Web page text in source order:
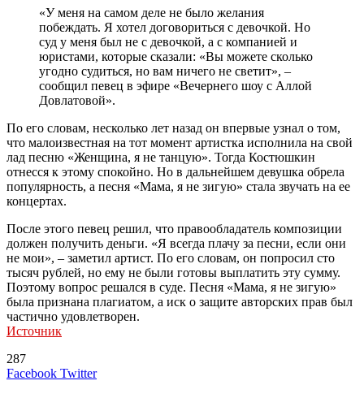
«У меня на самом деле не было желания
побеждать. Я хотел договориться с девочкой. Но
суд у меня был не с девочкой, а с компанией и
юристами, которые сказали: «Вы можете сколько
угодно судиться, но вам ничего не светит», –
сообщил певец в эфире «Вечернего шоу с Аллой
Довлатовой».
По его словам, несколько лет назад он впервые узнал о том,
что малоизвестная на тот момент артистка исполнила на свой
лад песню «Женщина, я не танцую». Тогда Костюшкин
отнесся к этому спокойно. Но в дальнейшем девушка обрела
популярность, а песня «Мама, я не зигую» стала звучать на ее
концертах.
После этого певец решил, что правообладатель композиции
должен получить деньги. «Я всегда плачу за песни, если они
не мои», – заметил артист. По его словам, он попросил сто
тысяч рублей, но ему не были готовы выплатить эту сумму.
Поэтому вопрос решался в суде. Песня «Мама, я не зигую»
была признана плагиатом, а иск о защите авторских прав был
частично удовлетворен.
Источник
287
Facebook TwitterLinkedIn
Tumblr
Reddit
Вконтакте
Одноклассники
Skype
Messenger
Messenger
WhatsApp
Telegram
Viber
Line
Поделиться
Печатать